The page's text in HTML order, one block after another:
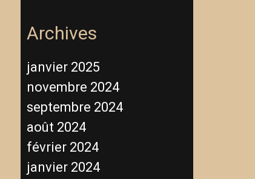
Archives
janvier 2025
novembre 2024
septembre 2024
août 2024
février 2024
janvier 2024